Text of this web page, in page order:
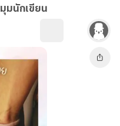
มุมนักเขียน